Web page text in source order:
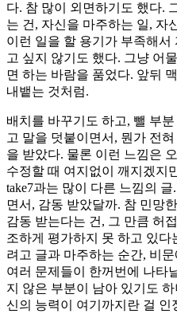
다. 참 많이 외면하기도 했다.
는 건, 자신을 마주하는 일, 자
이런 일을 할 용기가 부족해
고 싶지 않기도 했다. 그냥 어
면 하는 바람을 품었다. 앞뒤
내뱉는 것처럼.
배치를 바꾸기도 하고, 뺄 부
고 말을 덧붙이면서, 뭔가 전
을 받았다. 물론 이런 느낌은
수정할 때 여지없이 깨지겠지
take7과는 많이 다른 느낌의
면서, 감동 받았달까. 참 민망
감동 받는다는 건, 그 만큼 허
조하게 평가하지 못 하고 있
려고 글과 마주하는 순간, 비
여러 문제들이 한꺼번에 나타
지 않은 부분이 남아 있기도
신의 능력이 여기까지란 걸